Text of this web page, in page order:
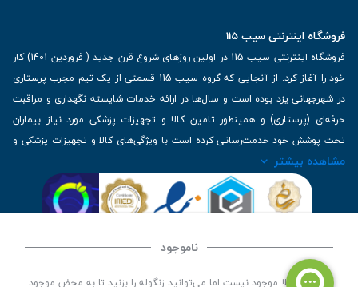
ناموجود
این کالا فعلا موجود نیست اما می‌توانید زنگوله را بزنید تا به محض موجود
فروشگاه اینترنتی سیب 115
فروشگاه اینترنتی سیب 115 در اولین روزهای شروع قرن جدید ( فروردین 1401) کار
خود را آغاز کرد. از آنجایی که گروه سیب 115 قسمتی از یک تیم مجرب پرستاری
در شهرجهانی یزد بوده است و سال‌ها در ارائه خدمات شایسته نگهداری و مراقبت
حرفه‌ای (پرستاری) و همینطور تامین کالا و تجهیزات پزشکی مورد نیاز بیماران
تحت پوشش خود خدمت‌رسانی کرده است با ویژگی‌های کالا و تجهیزات پزشکی و
برترین برندهای موجود در بازار اطلاعات بسیار ارزشمندی را دارا می‌باشد
| تلفن تماس : 36333383-035 | ایمیل: Info@Sib115.com
مشاهده بیشتر
کلیه حقوق این سایت متعلق به سیب 115 ( فروشگاه لوازم پزشکی سیب 115 ) است، توسعه و